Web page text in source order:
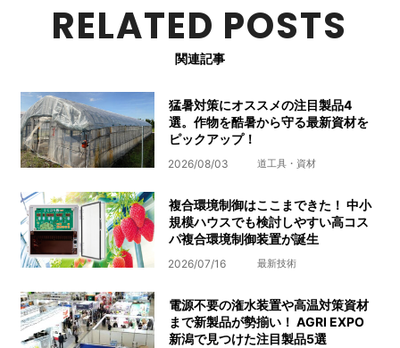
RELATED POSTS
関連記事
猛暑対策にオススメの注目製品4
選。作物を酷暑から守る最新資材を
ピックアップ！
2026/08/03 道工具・資材
複合環境制御はここまできた！ 中小
規模ハウスでも検討しやすい高コス
パ複合環境制御装置が誕生
2026/07/16 最新技術
電源不要の潅水装置や高温対策資材
まで新製品が勢揃い！ AGRI EXPO
新潟で見つけた注目製品5選